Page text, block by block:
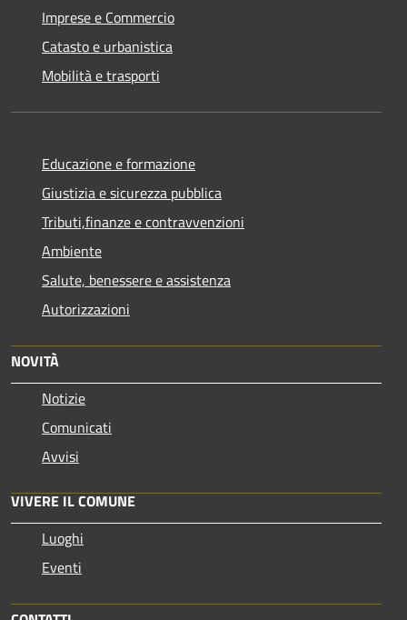
Imprese e Commercio
Catasto e urbanistica
Mobilità e trasporti
Educazione e formazione
Giustizia e sicurezza pubblica
Tributi,finanze e contravvenzioni
Ambiente
Salute, benessere e assistenza
Autorizzazioni
NOVITÀ
Notizie
Comunicati
Avvisi
VIVERE IL COMUNE
Luoghi
Eventi